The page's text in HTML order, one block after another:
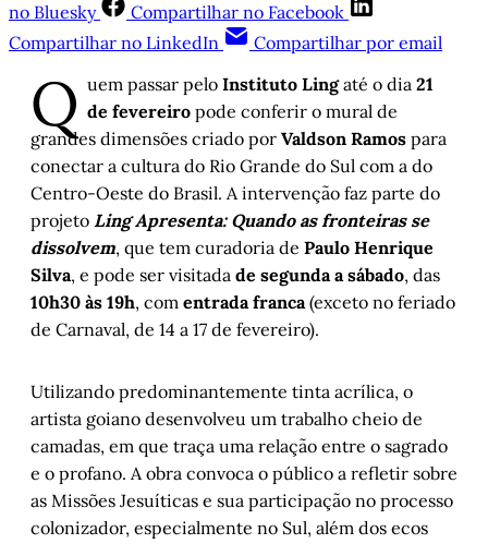
no Bluesky
Compartilhar no Facebook
Compartilhar no LinkedIn
Compartilhar por email
Q uem passar pelo Instituto Lingaté o dia 21
de fevereiro pode conferir o mural de
grandes dimensões criado por Valdson Ramos para
conectar a cultura do Rio Grande do Sul com a do
Centro-Oeste do Brasil. A intervenção faz parte do
projeto Ling Apresenta: Quando as fronteiras se
dissolvem, que tem curadoria de Paulo Henrique
Silva, e pode ser visitada de segunda a sábado, das
10h30 às 19h, com entrada franca(exceto no feriado
de Carnaval, de 14 a 17 de fevereiro).
Utilizando predominantemente tinta acrílica, o
artista goiano desenvolveu um trabalho cheio de
camadas, em que traça uma relação entre o sagrado
e o profano. A obra convoca o público a refletir sobre
as Missões Jesuíticas e sua participação no processo
colonizador, especialmente no Sul, além dos ecos